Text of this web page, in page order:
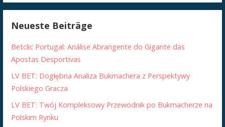
Neueste Beiträge
Betclic Portugal: Análise Abrangente do Gigante das
Apostas Desportivas
LV BET: Dogłębna Analiza Bukmachera z Perspektywy
Polskiego Gracza
LV BET: Twój Kompleksowy Przewodnik po Bukmacherze na
Polskim Rynku